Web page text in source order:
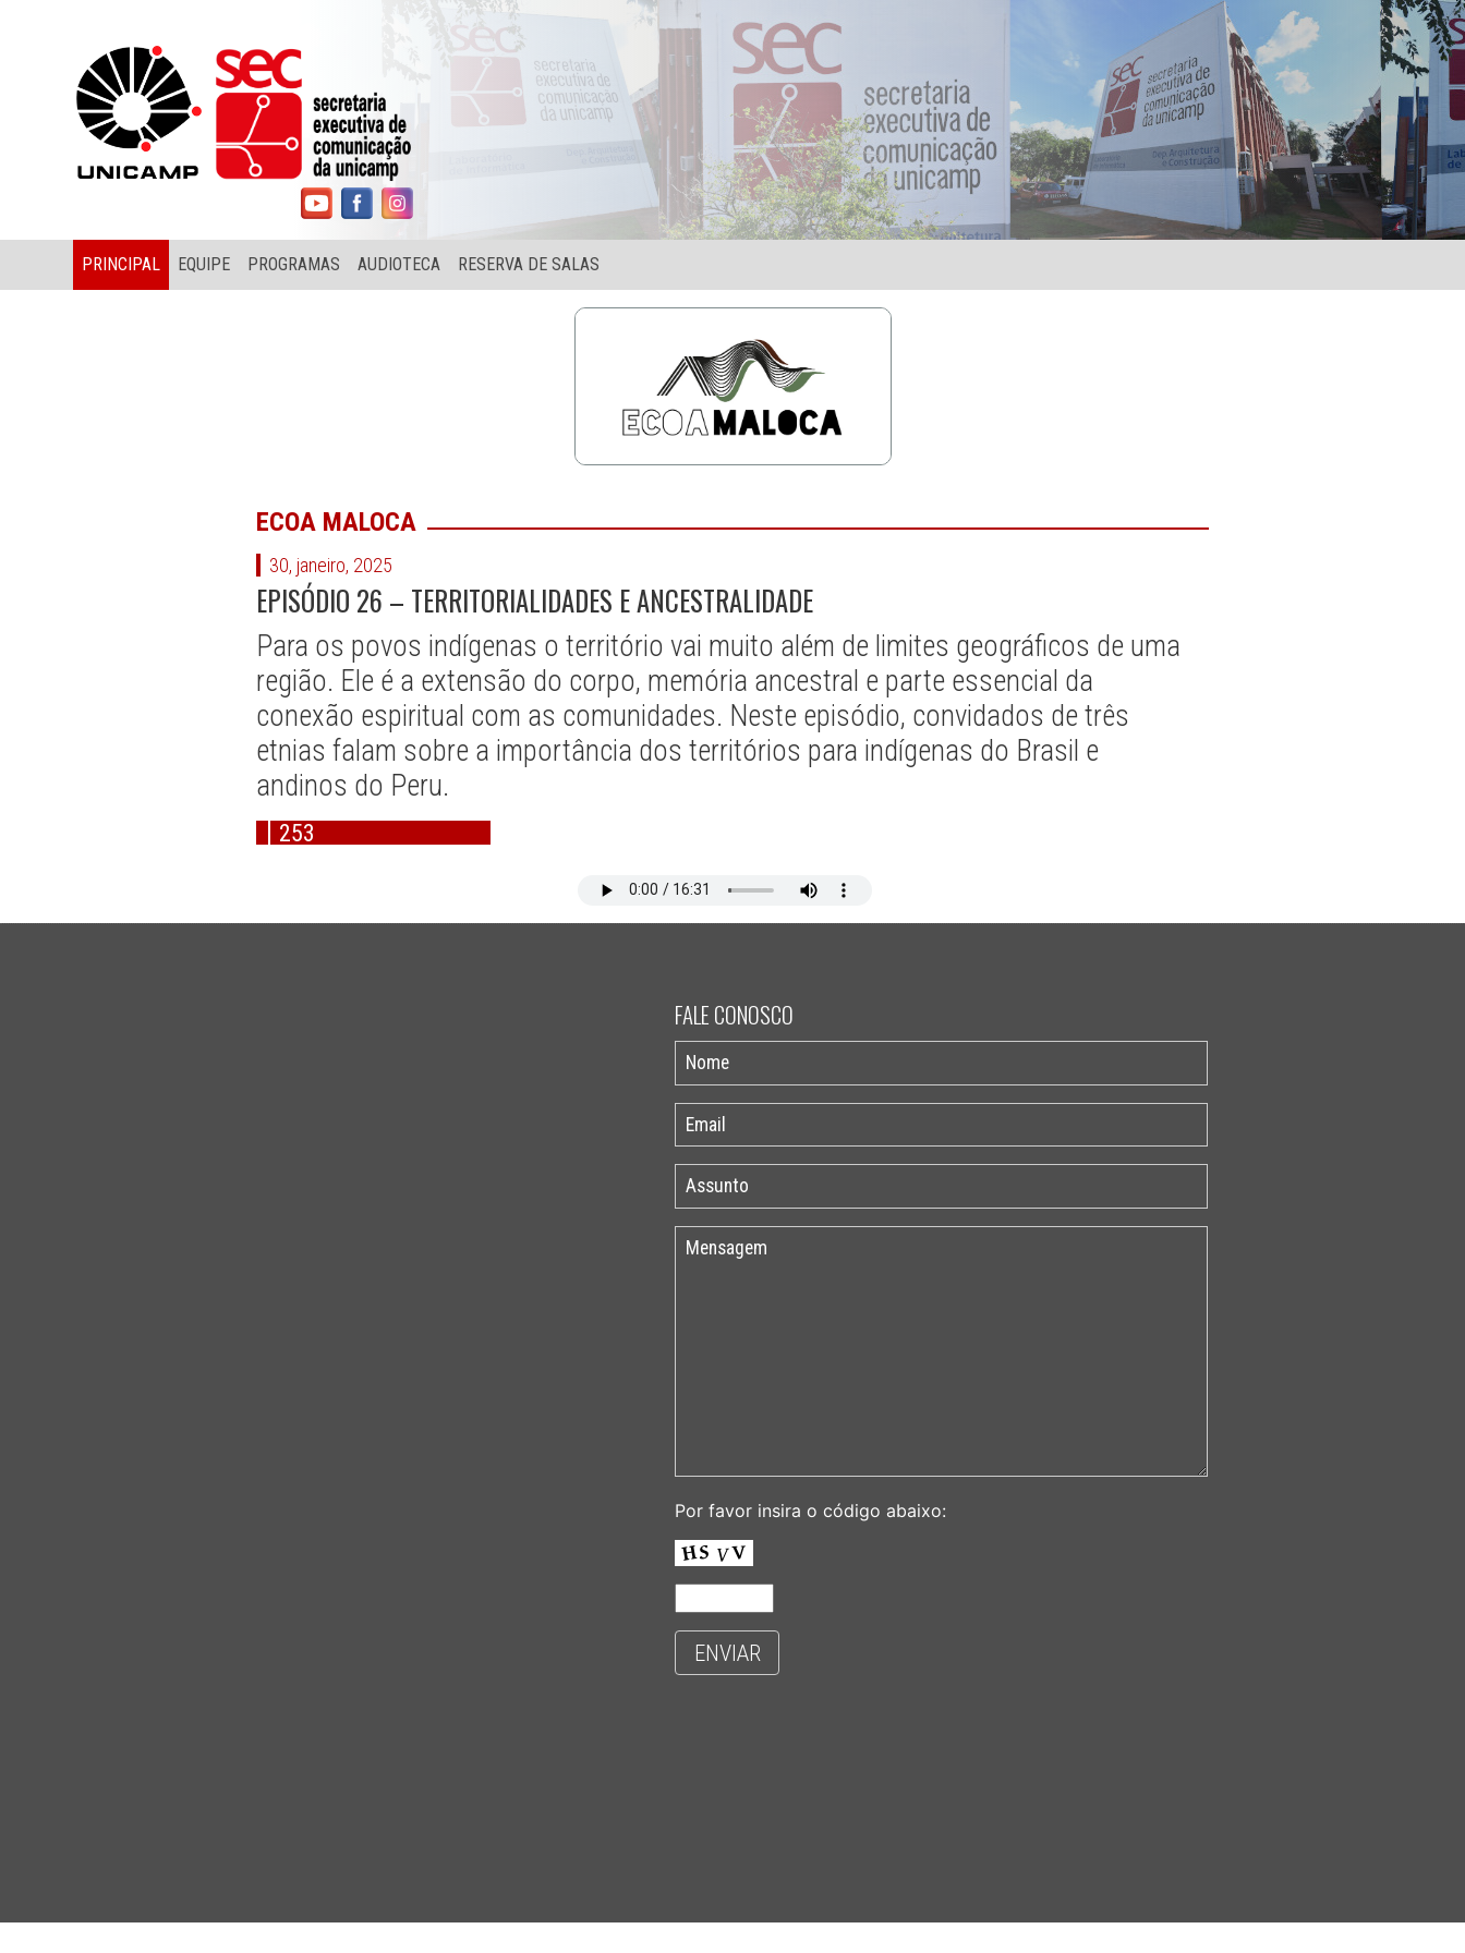
PRINCIPAL EQUIPE PROGRAMAS AUDIOTECA RESERVA DE SALAS
ECOA MALOCA
30, janeiro, 2025
EPISÓDIO 26 – TERRITORIALIDADES E ANCESTRALIDADE
Para os povos indígenas o território vai muito além de limites geográficos de uma
região. Ele é a extensão do corpo, memória ancestral e parte essencial da
conexão espiritual com as comunidades. Neste episódio, convidados de três
etnias falam sobre a importância dos territórios para indígenas do Brasil e
andinos do Peru.
253
FALE CONOSCO
Por favor insira o código abaixo:
ENVIAR